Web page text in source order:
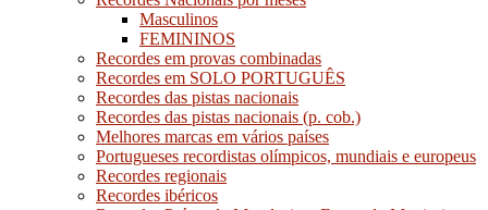
Masculinos
FEMININOS
Recordes em provas combinadas
Recordes em SOLO PORTUGUÊS
Recordes das pistas nacionais
Recordes das pistas nacionais (p. cob.)
Melhores marcas em vários países
Portugueses recordistas olímpicos, mundiais e europeus
Recordes regionais
Recordes ibéricos